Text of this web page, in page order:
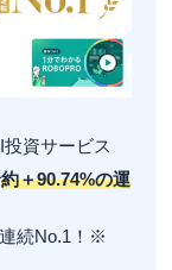
資サービス
約＋90.74%の運
続No.1！※